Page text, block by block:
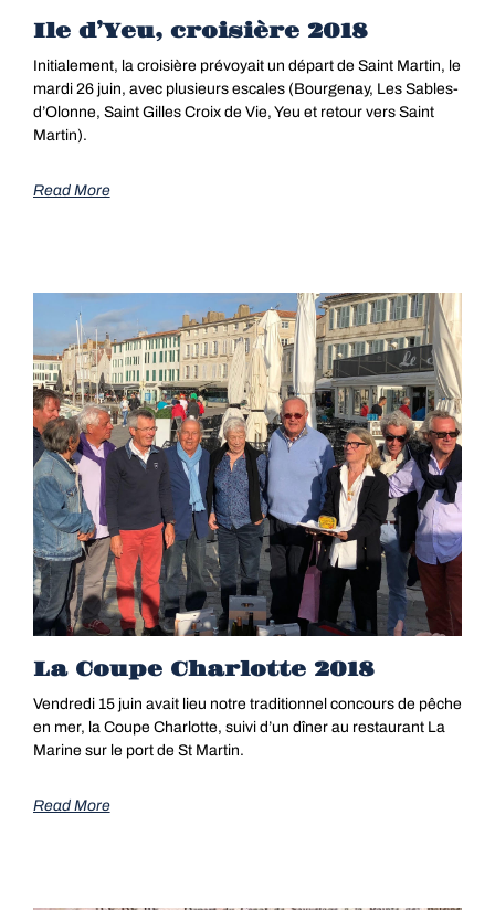
Ile d’Yeu, croisière 2018
Initialement, la croisière prévoyait un départ de Saint Martin, le
mardi 26 juin, avec plusieurs escales (Bourgenay, Les Sables-
d’Olonne, Saint Gilles Croix de Vie, Yeu et retour vers Saint
Martin).
Read More
La Coupe Charlotte 2018
Vendredi 15 juin avait lieu notre traditionnel concours de pêche
en mer, la Coupe Charlotte, suivi d’un dîner au restaurant La
Marine sur le port de St Martin.
Read More